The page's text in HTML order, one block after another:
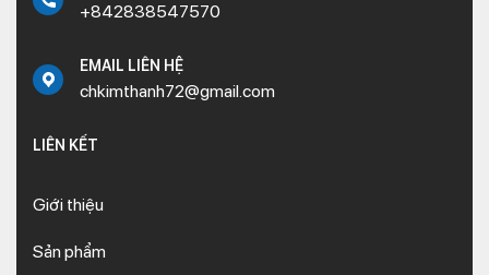
+842838547570
EMAIL LIÊN HỆ
chkimthanh72@gmail.com
LIÊN KẾT
Giới thiệu
Sản phẩm